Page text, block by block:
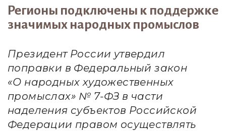
Регионы подключены к поддержке
значимых народных промыслов
Президент России утвердил
поправки в Федеральный закон
«О народных художественных
промыслах» № 7-ФЗ в части
наделения субъектов Российской
Федерации правом осуществлять